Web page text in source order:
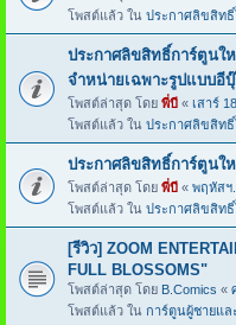
โพสต์แล้ว ใน ประกาศลิขสิทธิ์
ประกาศลิขสิทธิ์การ์ตูนให
จำหน่ายเฉพาะรูปแบบอี
โพสต์ล่าสุด โดย พี่บี « เสาร์
โพสต์แล้ว ใน ประกาศลิขสิทธิ์
ประกาศลิขสิทธิ์การ์ตูนให
โพสต์ล่าสุด โดย พี่บี « พฤหัสฯ.
โพสต์แล้ว ใน ประกาศลิขสิทธิ์
[รีวิว] ZOOM
FULL BLOSSOMS"
โพสต์ล่าสุด โดย B.Comics «
โพสต์แล้ว ใน การ์ตูนผู้ชายแ